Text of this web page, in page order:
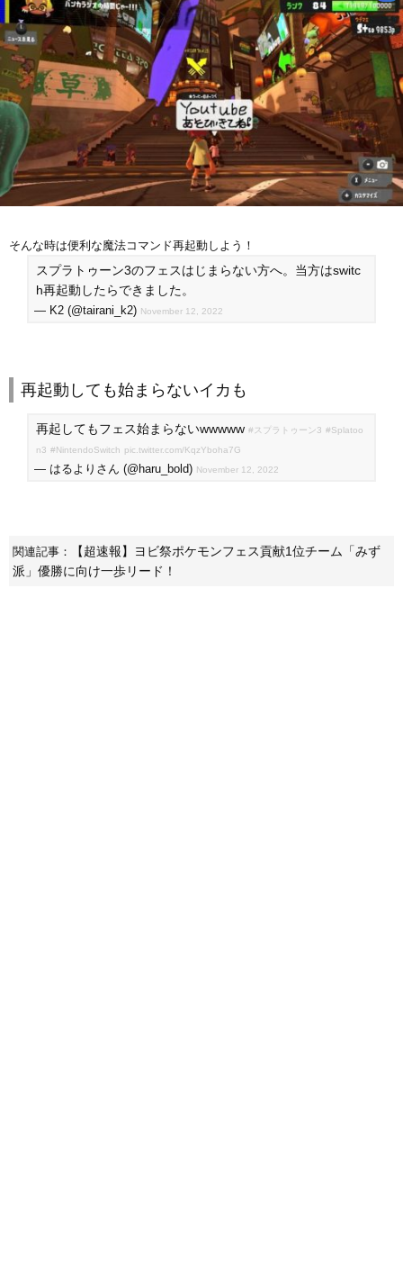
そんな時は便利な魔法コマンド再起動しよう！
スプラトゥーン3のフェスはじまらない方へ。当方はswitc
h再起動したらできました。
— K2 (@tairani_k2) November 12, 2022
再起動しても始まらないイカも
再起してもフェス始まらないwwwww #スプラトゥーン3 #Splatoo
n3 #NintendoSwitch pic.twitter.com/KqzYboha7G
— はるよりさん (@haru_bold) November 12, 2022
関連記事：
【超速報】ヨビ祭ポケモンフェス貢献1位チーム「みず
派」優勝に向け一歩リード！